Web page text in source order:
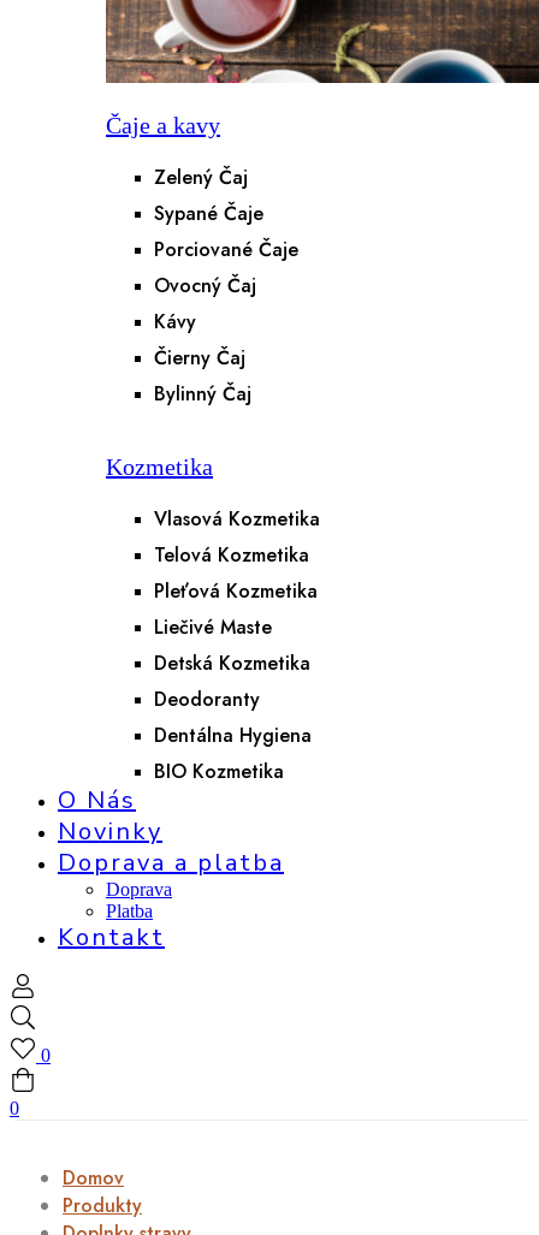
Čaje a kavy
Zelený Čaj
Sypané Čaje
Porciované Čaje
Ovocný Čaj
Kávy
Čierny Čaj
Bylinný Čaj
Kozmetika
Vlasová Kozmetika
Telová Kozmetika
Pleťová Kozmetika
Liečivé Maste
Detská Kozmetika
Deodoranty
Dentálna Hygiena
BIO Kozmetika
O Nás
Novinky
Doprava a platba
Doprava
Platba
Kontakt
0
0
Domov
Produkty